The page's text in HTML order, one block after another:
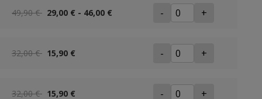
49,90 € 29,00 € - 46,00 € - +
32,00 € 15,90 € - +
32,00 € 15,90 € - +